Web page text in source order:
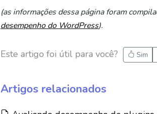
(as informações dessa página foram
desempenho do WordPress).
Este artigo foi útil para você? Sim
Artigos relacionados